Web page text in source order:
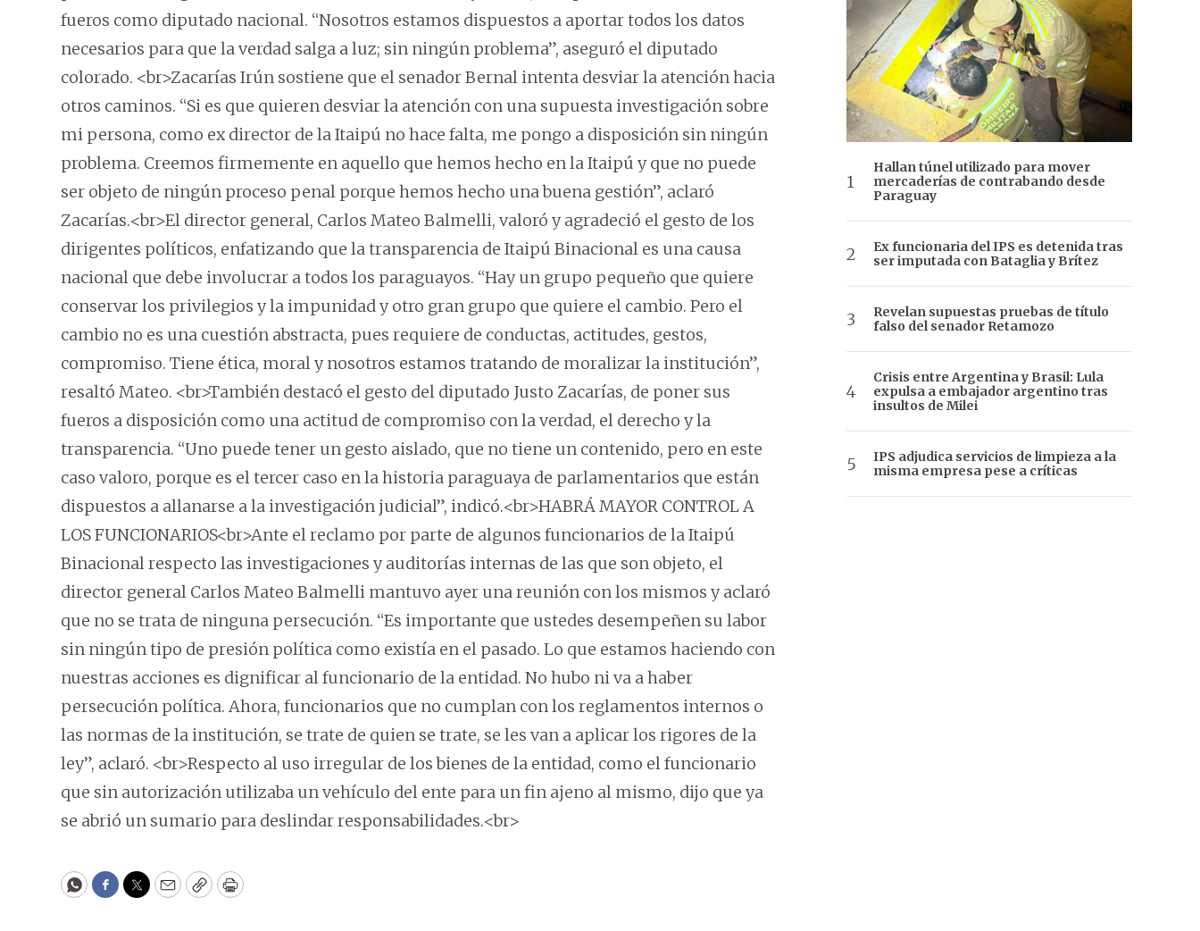
fueros como diputado nacional. “Nosotros estamos dispuestos a aportar todos los datos
necesarios para que la verdad salga a luz; sin ningún problema”, aseguró el diputado
colorado. <br>Zacarías Irún sostiene que el senador Bernal intenta desviar la atención hacia
otros caminos. “Si es que quieren desviar la atención con una supuesta investigación sobre
mi persona, como ex director de la Itaipú no hace falta, me pongo a disposición sin ningún
problema. Creemos firmemente en aquello que hemos hecho en la Itaipú y que no puede
ser objeto de ningún proceso penal porque hemos hecho una buena gestión”, aclaró
Zacarías.<br>El director general, Carlos Mateo Balmelli, valoró y agradeció el gesto de los
dirigentes políticos, enfatizando que la transparencia de Itaipú Binacional es una causa
nacional que debe involucrar a todos los paraguayos. “Hay un grupo pequeño que quiere
conservar los privilegios y la impunidad y otro gran grupo que quiere el cambio. Pero el
cambio no es una cuestión abstracta, pues requiere de conductas, actitudes, gestos,
compromiso. Tiene ética, moral y nosotros estamos tratando de moralizar la institución”,
resaltó Mateo. <br>También destacó el gesto del diputado Justo Zacarías, de poner sus
fueros a disposición como una actitud de compromiso con la verdad, el derecho y la
transparencia. “Uno puede tener un gesto aislado, que no tiene un contenido, pero en este
caso valoro, porque es el tercer caso en la historia paraguaya de parlamentarios que están
dispuestos a allanarse a la investigación judicial”, indicó.<br>HABRÁ MAYOR CONTROL A
LOS FUNCIONARIOS<br>Ante el reclamo por parte de algunos funcionarios de la Itaipú
Binacional respecto las investigaciones y auditorías internas de las que son objeto, el
director general Carlos Mateo Balmelli mantuvo ayer una reunión con los mismos y aclaró
que no se trata de ninguna persecución. “Es importante que ustedes desempeñen su labor
sin ningún tipo de presión política como existía en el pasado. Lo que estamos haciendo con
nuestras acciones es dignificar al funcionario de la entidad. No hubo ni va a haber
persecución política. Ahora, funcionarios que no cumplan con los reglamentos internos o
las normas de la institución, se trate de quien se trate, se les van a aplicar los rigores de la
ley”, aclaró. <br>Respecto al uso irregular de los bienes de la entidad, como el funcionario
que sin autorización utilizaba un vehículo del ente para un fin ajeno al mismo, dijo que ya
se abrió un sumario para deslindar responsabilidades.<br>
WhatsApp
Facebook
Twitter
EmailCopyPrint
Hallan túnel utilizado para mover
mercaderías de contrabando desde
Paraguay
Ex funcionaria del IPS es detenida tras
ser imputada con Bataglia y Brítez
Revelan supuestas pruebas de título
falso del senador Retamozo
Crisis entre Argentina y Brasil: Lula
expulsa a embajador argentino tras
insultos de Milei
IPS adjudica servicios de limpieza a la
misma empresa pese a críticas